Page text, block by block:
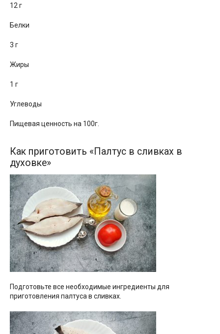
12 г
Белки
3 г
Жиры
1 г
Углеводы
Пищевая ценность на 100г.
Как приготовить «Палтус в сливках в
духовке»
Подготовьте все необходимые ингредиенты для
приготовления палтуса в сливках.